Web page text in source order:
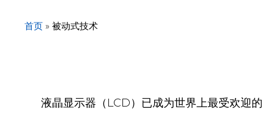
首页 » 被动式技术
液晶显示器（LCD）已成为世界上最受欢迎